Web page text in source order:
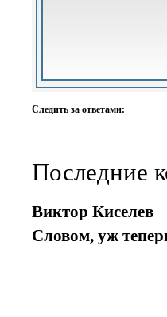
-
-
Следить за ответами:
Последние
Виктор Киселев
Словом, уж